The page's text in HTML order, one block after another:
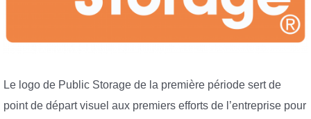
Le logo de Public Storage de la première période sert de
point de départ visuel aux premiers efforts de l’entreprise pour